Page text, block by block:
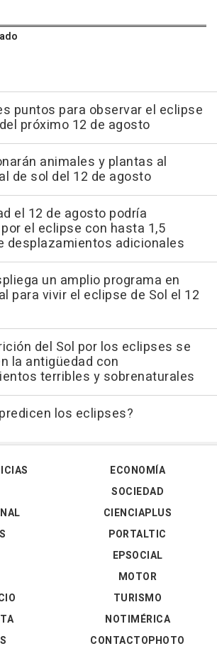
puntos para observar el eclipse
próximo 12 de agosto
animales y plantas al
de sol del 12 de agosto
el 12 de agosto podría
el eclipse con hasta 1,5
desplazamientos adicionales
un amplio programa en
para vivir el eclipse de Sol el 12
del Sol por los eclipses se
la antigüedad con
terribles y sobrenaturales
los eclipses?
ECONOMÍA
SOCIEDAD
CIENCIAPLUS
PORTALTIC
EPSOCIAL
MOTOR
TURISMO
NOTIMÉRICA
CONTACTOPHOTO